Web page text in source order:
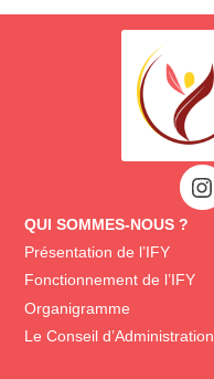
QUI SOMMES-NOUS ?
Présentation de l’IFY
Fonctionnement de l’IFY
Organigramme
Le Conseil d’Administration